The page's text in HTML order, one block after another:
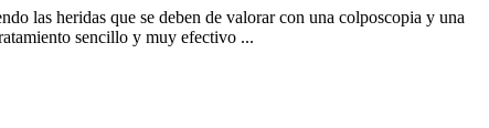
las heridas que se deben de valorar con una colposcopia y una
sencillo y muy efectivo ...